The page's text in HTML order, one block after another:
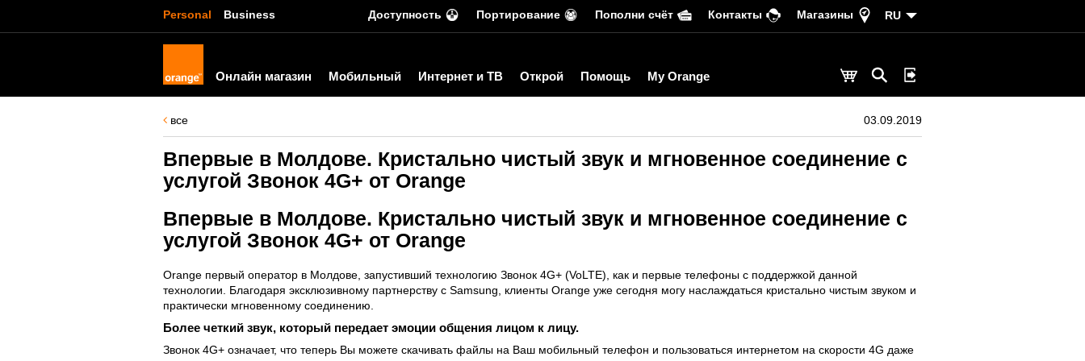
Personal Business Доступность Портирование Пополни счёт Контакты Магазины RU
Онлайн магазин Мобильный Интернет и ТВ Открой Помощь My Orange
все 03.09.2019
Впервые в Молдове. Кристально чистый звук и мгновенное соединение с
услугой Звонок 4G+ от Orange
Впервые в Молдове. Кристально чистый звук и мгновенное соединение с
услугой Звонок 4G+ от Orange
Orange первый оператор в Молдове, запустивший технологию Звонок 4G+ (VoLTE), как и первые телефоны с поддержкой данной
технологии. Благодаря эксклюзивному партнерству с Samsung, клиенты Orange уже сегодня могу наслаждаться кристально чистым звуком и
практически мгновенному соединению.
Более четкий звук, который передает эмоции общения лицом к лицу.
Звонок 4G+ означает, что теперь Вы можете скачивать файлы на Ваш мобильный телефон и пользоваться интернетом на скорости 4G даже